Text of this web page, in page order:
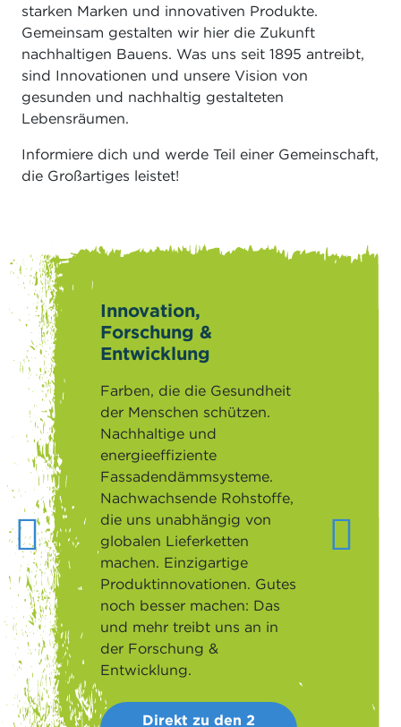
starken Marken und innovativen Produkte.
Gemeinsam gestalten wir hier die Zukunft
nachhaltigen Bauens. Was uns seit 1895 antreibt,
sind Innovationen und unsere Vision von
gesunden und nachhaltig gestalteten
Lebensräumen.
Informiere dich und werde Teil einer Gemeinschaft,
die Großartiges leistet!
Innovation,
Forschung &
Entwicklung
Farben, die die Gesundheit
der Menschen schützen.
Nachhaltige und
energieeffiziente
Fassadendämmsysteme.
Nachwachsende Rohstoffe,
die uns unabhängig von
globalen Lieferketten
machen. Einzigartige
Produktinnovationen. Gutes
noch besser machen: Das
und mehr treibt uns an in
der Forschung &
Entwicklung.
Direkt zu den 2